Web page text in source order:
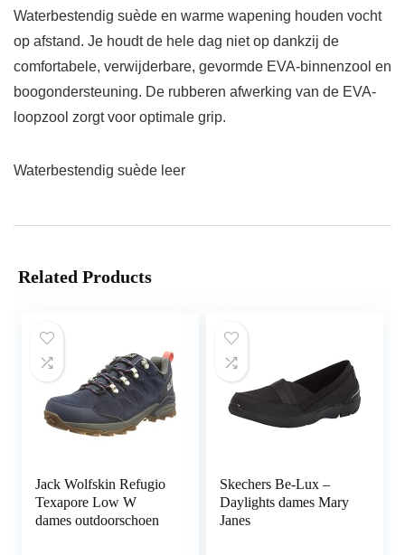
Waterbestendig suède en warme wapening houden vocht
op afstand. Je houdt de hele dag niet op dankzij de
comfortabele, verwijderbare, gevormde EVA-binnenzool en
boogondersteuning. De rubberen afwerking van de EVA-
loopzool zorgt voor optimale grip.
Waterbestendig suède leer
Related Products
Jack Wolfskin Refugio
Texapore Low W
dames outdoorschoen
Skechers Be-Lux –
Daylights dames Mary
Janes